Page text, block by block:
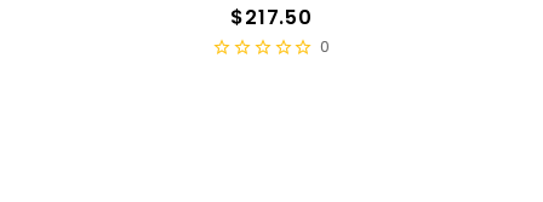
Precio
$217.50
0